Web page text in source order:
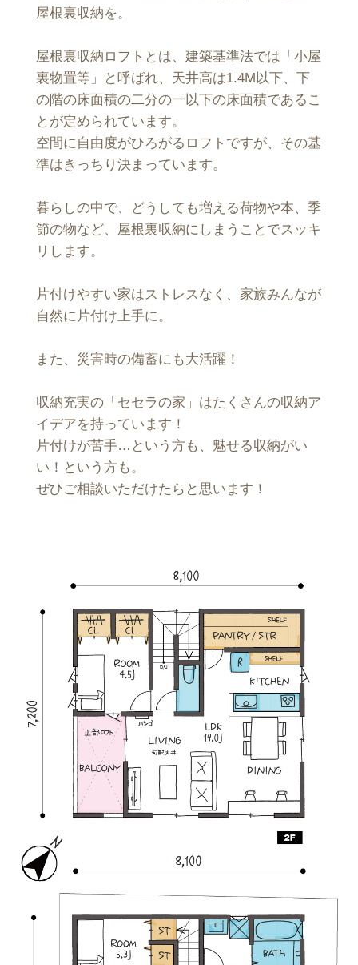
屋根裏収納を。
屋根裏収納ロフトとは、建築基準法では「小屋
裏物置等」と呼ばれ、天井高は1.4M以下、下
の階の床面積の二分の一以下の床面積であるこ
とが定められています。
空間に自由度がひろがるロフトですが、その基
準はきっちり決まっています。
暮らしの中で、どうしても増える荷物や本、季
節の物など、屋根裏収納にしまうことでスッキ
リします。
片付けやすい家はストレスなく、家族みんなが
自然に片付け上手に。
また、災害時の備蓄にも大活躍！
収納充実の「セセラの家」はたくさんの収納ア
イデアを持っています！
片付けが苦手…という方も、魅せる収納がい
い！という方も。
ぜひご相談いただけたらと思います！